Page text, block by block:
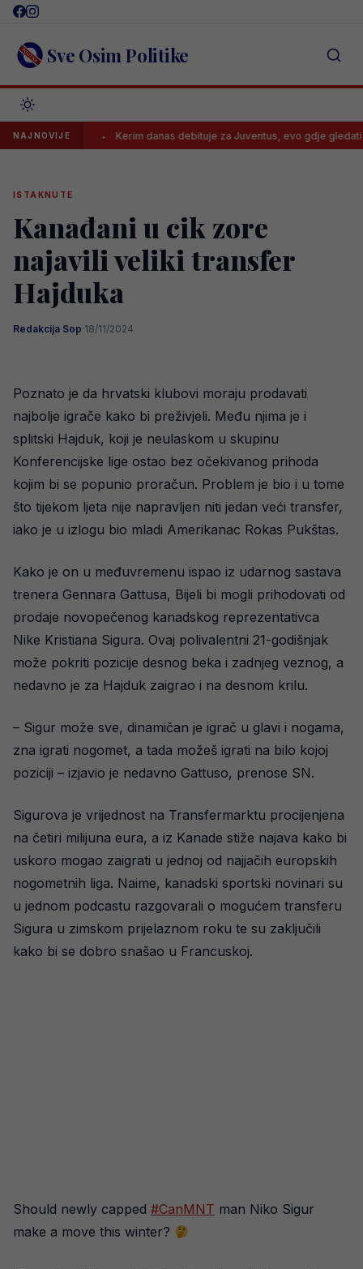
Skip
content Sve Osim Politike
NAJNOVIJE Kerim danas debituje za Juventus, evo gdje gledati
ISTAKNUTE
Kanađani u cik zore
najavili veliki transfer
Hajduka
Redakcija Sop·18/11/2024
Poznato je da hrvatski klubovi moraju prodavati
najbolje igrače kako bi preživjeli. Među njima je i
splitski Hajduk, koji je neulaskom u skupinu
Konferencijske lige ostao bez očekivanog prihoda
kojim bi se popunio proračun. Problem je bio i u tome
što tijekom ljeta nije napravljen niti jedan veći transfer,
iako je u izlogu bio mladi Amerikanac Rokas Pukštas.
Kako je on u međuvremenu ispao iz udarnog sastava
trenera Gennara Gattusa, Bijeli bi mogli prihodovati od
prodaje novopečenog kanadskog reprezentativca
Nike Kristiana Sigura. Ovaj polivalentni 21-godišnjak
može pokriti pozicije desnog beka i zadnjeg veznog, a
nedavno je za Hajduk zaigrao i na desnom krilu.
– Sigur može sve, dinamičan je igrač u glavi i nogama,
zna igrati nogomet, a tada možeš igrati na bilo kojoj
poziciji – izjavio je nedavno Gattuso, prenose SN.
Sigurova je vrijednost na Transfermarktu procijenjena
na četiri milijuna eura, a iz Kanade stiže najava kako bi
uskoro mogao zaigrati u jednoj od najjačih europskih
nogometnih liga. Naime, kanadski sportski novinari su
u jednom podcastu razgovarali o mogućem transferu
Sigura u zimskom prijelaznom roku te su zaključili
kako bi se dobro snašao u Francuskoj.
Should newly capped #CanMNT man Niko Sigur
make a move this winter?